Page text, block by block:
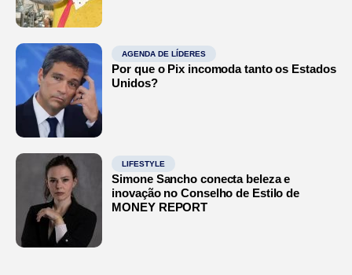
AGENDA DE LÍDERES
Por que o Pix incomoda tanto os Estados
Unidos?
LIFESTYLE
Simone Sancho conecta beleza e
inovação no Conselho de Estilo de
MONEY REPORT